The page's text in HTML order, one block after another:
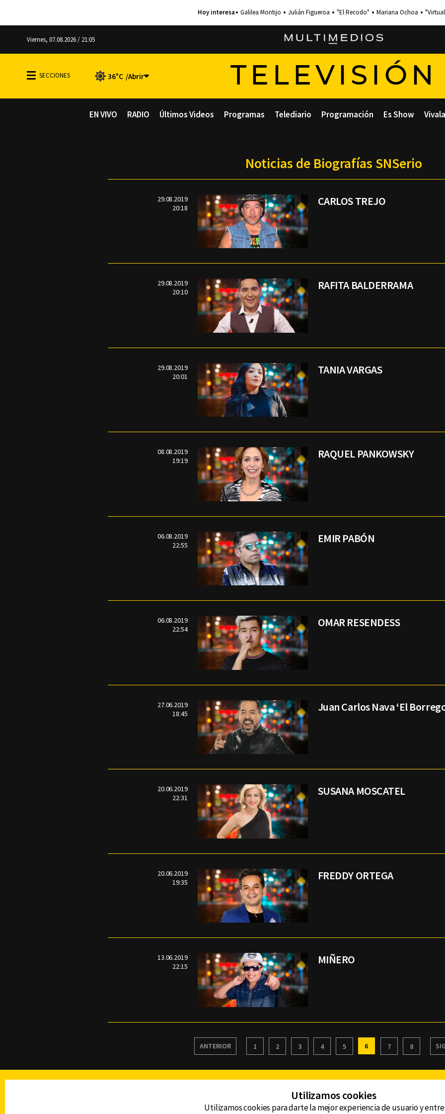
Galilea Montijo Julián Figueroa "El Recodo" Mariana Ochoa
Viernes, 07.08.2026 / 21:05
36°C TELEVISIÓN
EN VIVO RADIO Últimos Videos Programas Telediario Programación Es Show
Noticias de Biografías SNSerio
29.08.2019
20:18
CARLOS TREJO
29.08.2019
20:10
RAFITA BALDERRAMA
29.08.2019
20:01
TANIA VARGAS
08.08.2019
19:19
RAQUEL PANKOWSKY
06.08.2019
22:55
EMIR PABÓN
06.08.2019
22:54
OMAR RESENDESS
27.06.2019
18:45
Juan Carlos Nava ‘El
20.06.2019
22:31
SUSANA MOSCATEL
20.06.2019
19:35
FREDDY ORTEGA
13.06.2019
22:15
MIÑERO
ANTERIOR 1 2 3 4 5 6 7 8
Utilizamos cookies
Utilizamos cookies para darte la mejor experiencia de usuario y